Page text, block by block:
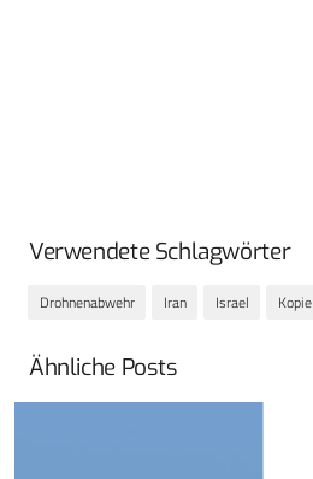
Verwendete Schlagwörter
Drohnenabwehr Iran Israel Kopie
Ähnliche Posts